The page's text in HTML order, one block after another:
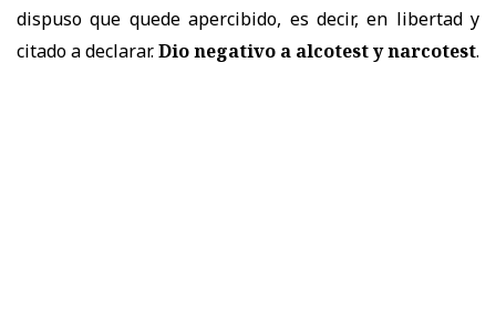
dispuso que quede apercibido, es decir, en libertad y
citado a declarar.Dio negativo a alcotest y narcotest.